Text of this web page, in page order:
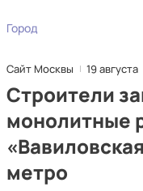
Город
Сайт Москвы 19 августа
Строители
монолитные
метро